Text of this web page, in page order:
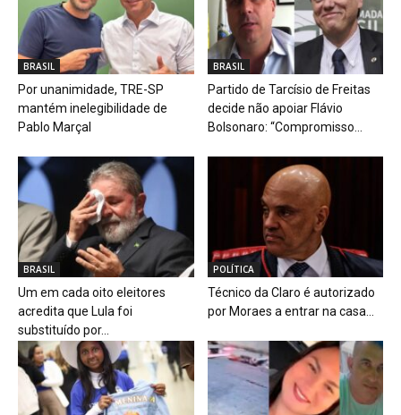
BRASIL
Por unanimidade, TRE-SP
mantém inelegibilidade de
Pablo Marçal
BRASIL
Partido de Tarcísio de Freitas
decide não apoiar Flávio
Bolsonaro: “Compromisso...
BRASIL
Um em cada oito eleitores
acredita que Lula foi
substituído por...
POLÍTICA
Técnico da Claro é autorizado
por Moraes a entrar na casa...